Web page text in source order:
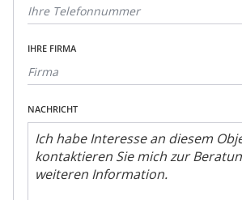
IHRE FIRMA
NACHRICHT